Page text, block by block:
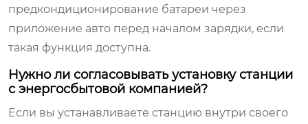
предкондиционирование батареи через
приложение авто перед началом зарядки, если
такая функция доступна.
Нужно ли согласовывать установку станции
с энергосбытовой компанией?
Если вы устанавливаете станцию внутри своего